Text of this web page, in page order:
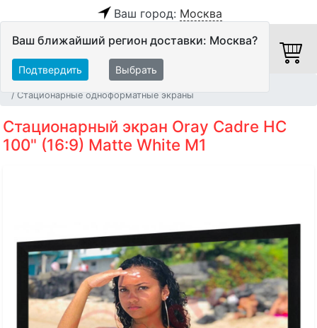
Ваш город: Москва
Ваш ближайший регион доставки: Москва?
Подтвердить Выбрать
Стационарные одноформатные экраны
Стационарный экран Oray Cadre HC
100" (16:9) Matte White M1